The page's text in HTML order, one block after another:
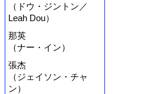
（ドウ・ジントン／
Leah Dou）
那英
（ナー・イン）
張杰
（ジェイソン・チャ
ン）